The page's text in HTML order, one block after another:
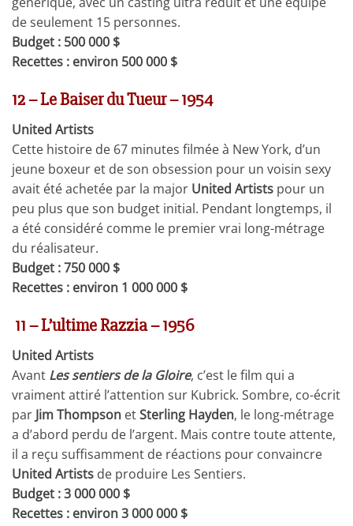
de seulement 15 personnes.
Budget : 500 000 $
Recettes : environ 500 000 $
12 – Le Baiser du Tueur – 1954
United Artists
Cette histoire de 67 minutes filmée à New York, d’un
jeune boxeur et de son obsession pour un voisin sexy
avait été achetée par la major United Artists pour un
peu plus que son budget initial. Pendant longtemps, il
a été considéré comme le premier vrai long-métrage
du réalisateur.
Budget : 750 000 $
Recettes : environ 1 000 000 $
11 – L’ultime Razzia – 1956
United Artists
Avant Les sentiers de la Gloire, c’est le film qui a
vraiment attiré l’attention sur Kubrick. Sombre, co-écrit
par Jim Thompson etSterling Hayden, le long-métrage
a d’abord perdu de l’argent. Mais contre toute attente,
il a reçu suffisamment de réactions pour convaincre
United Artists de produire Les Sentiers.
Budget : 3 000 000 $
Recettes : environ 3 000 000 $